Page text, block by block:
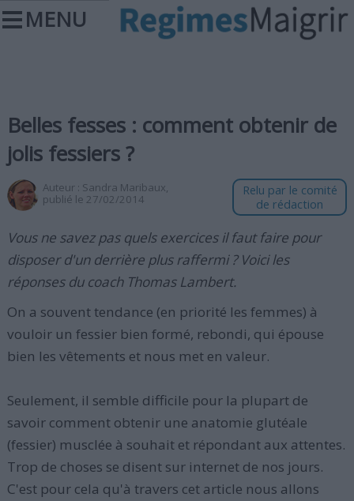
MENU
Belles fesses : comment obtenir de
jolis fessiers ?
Auteur : Sandra Maribaux,
publié le 27/02/2014
Relu par le comité
de rédaction
Vous ne savez pas quels exercices il faut faire pour
disposer d'un derrière plus raffermi ? Voici les
réponses du coach Thomas Lambert.
On a souvent tendance (en priorité les femmes) à
vouloir un fessier bien formé, rebondi, qui épouse
bien les vêtements et nous met en valeur.
Seulement, il semble difficile pour la plupart de
savoir comment obtenir une anatomie glutéale
(fessier) musclée à souhait et répondant aux attentes.
Trop de choses se disent sur internet de nos jours.
C'est pour cela qu'à travers cet article nous allons